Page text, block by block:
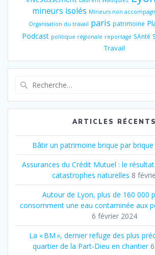
mineurs isolés Mineurs non
Organisation du travail paris patrimoine
Podcast politique régionale reportage SAnté
Travail
:
ARTICLES RÉCENTS
Bâtir un patrimoine brique par brique
Assurances du Crédit Mutuel : le
catastrophes naturelles 8
Autour de Lyon, plus de 160 000
consomment une eau contaminée aux
6 février 2024
La « BM », dernier refuge des plus
quartier de la Part‐Dieu en chantier